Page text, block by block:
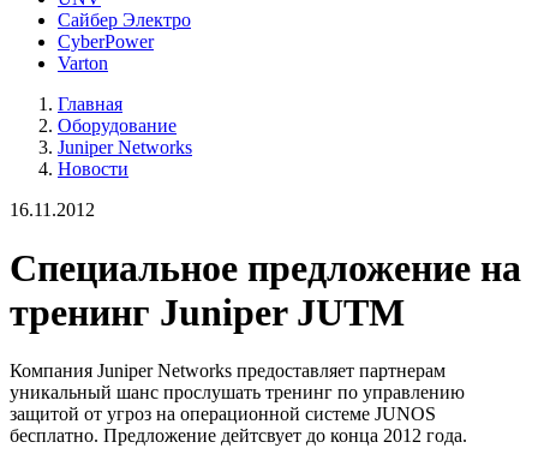
Сайбер Электро
CyberPower
Varton
Главная
Оборудование
Juniper Networks
Новости
16.11.2012
Специальное предложение на
тренинг Juniper JUTM
Компания Juniper Networks предоставляет партнерам
уникальный шанс прослушать тренинг по управлению
защитой от угроз на операционной системе JUNOS
бесплатно. Предложение дейтсвует до конца 2012 года.